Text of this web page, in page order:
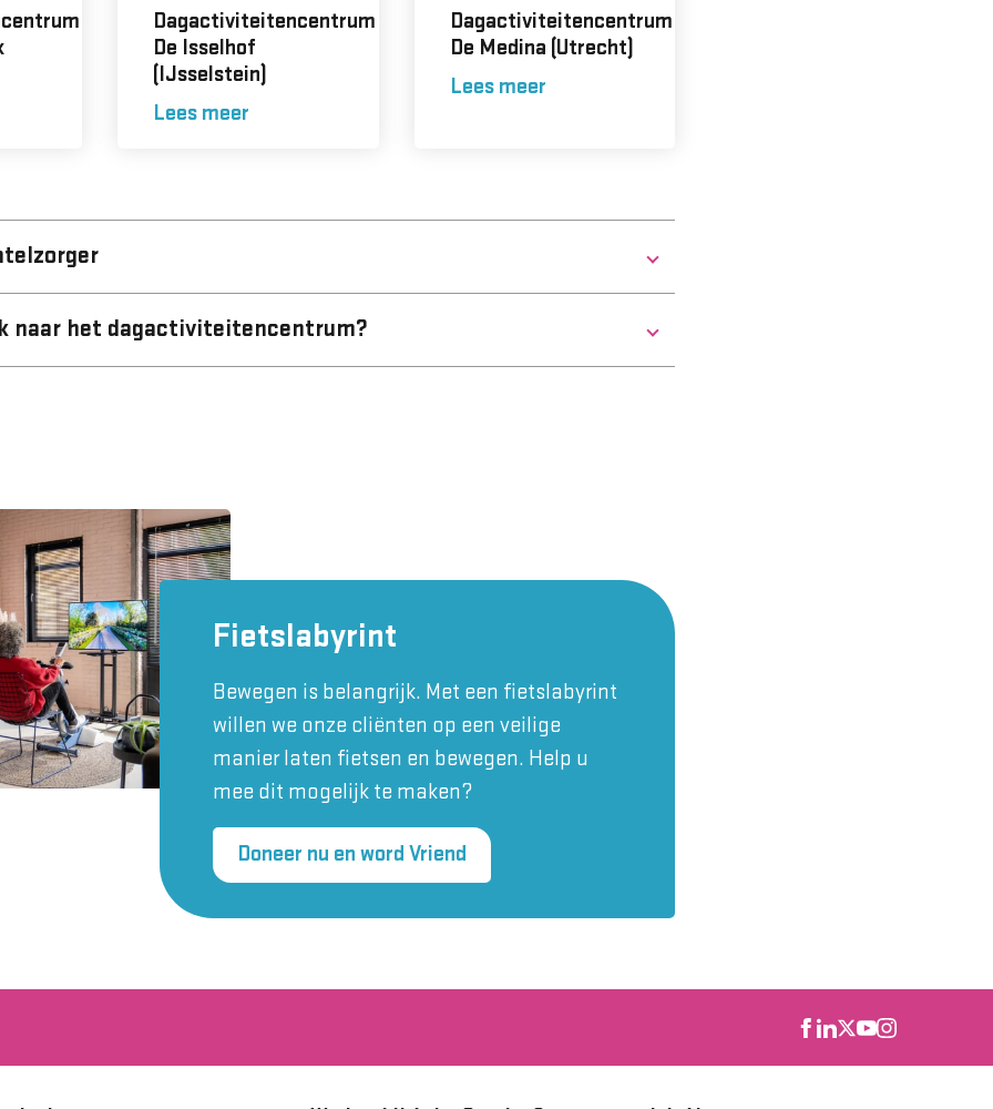
Dagactiviteitencentrum
De Isselhof
(IJsselstein)
Lees meer
Dagactiviteitencentrum
De Medina (Utrecht)
Lees meer
naar het dagactiviteitencentrum?
Fietslabyrint
Bewegen is belangrijk. Met een fietslabyrint
willen we onze cliënten op een veilige
manier laten fietsen en bewegen. Help u
mee dit mogelijk te maken?
Doneer nu en word Vriend